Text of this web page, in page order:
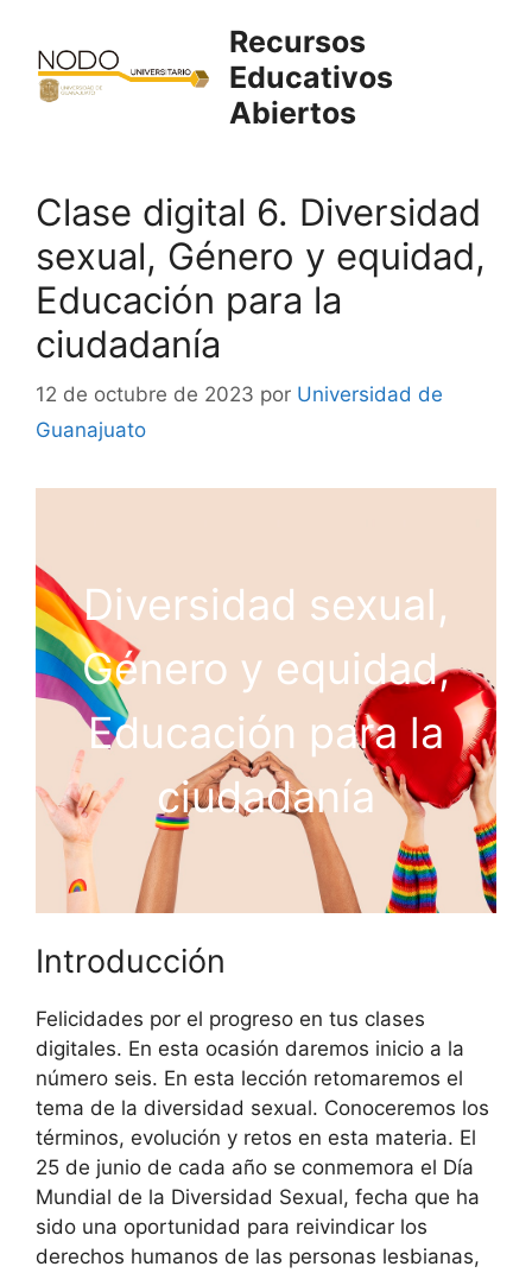
contenido
Recursos
Educativos
Abiertos
Clase digital 6. Diversidad
sexual, Género y equidad,
Educación para la
ciudadanía
12 de octubre de 2023 por Universidad de
Guanajuato
Diversidad sexual,
Género y equidad,
Educación para la
ciudadanía
Introducción
Felicidades por el progreso en tus clases
digitales. En esta ocasión daremos inicio a la
número seis. En esta lección retomaremos el
tema de la diversidad sexual. Conoceremos los
términos, evolución y retos en esta materia. El
25 de junio de cada año se conmemora el Día
Mundial de la Diversidad Sexual, fecha que ha
sido una oportunidad para reivindicar los
derechos humanos de las personas lesbianas,